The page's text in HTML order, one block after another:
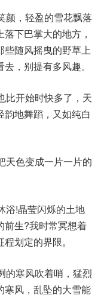
颜，轻盈的雪花飘落
下巴掌大的地方，
些随风摇曳的野草上
，别提有多风趣。
比开始时快多了，天
地舞蹈，又如纯白
天色变成一片一片的
浴!晶莹闪烁的土地
前生?我时常冥想着
划定的界限。
的寒风吹着哨，猛烈
寒风，乱坠的大雪能